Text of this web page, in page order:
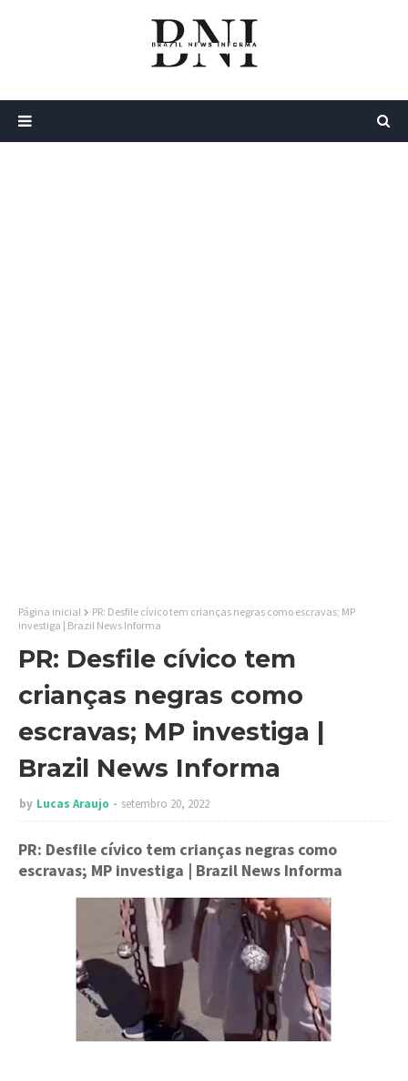
Página inicial
PR: Desfile cívico tem crianças negras como escravas; MP
investiga | Brazil News Informa
PR: Desfile cívico tem
crianças negras como
escravas; MP investiga |
Brazil News Informa
by Lucas Araujo setembro 20, 2022
PR: Desfile cívico tem crianças negras como
escravas; MP investiga | Brazil News Informa